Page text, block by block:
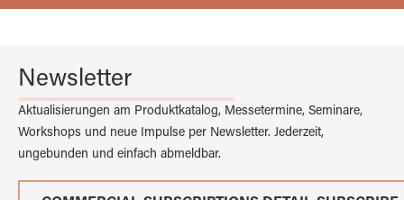
Newsletter
Aktualisierungen am Produktkatalog, Messetermine, Seminare,
Workshops und neue Impulse per Newsletter. Jederzeit,
ungebunden und einfach abmeldbar.